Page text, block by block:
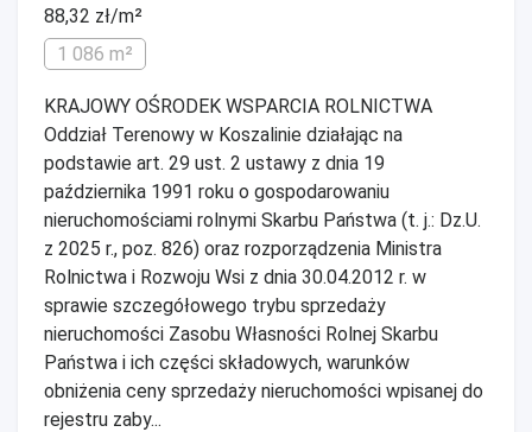
88,32 zł/m²
1 086 m²
KRAJOWY OŚRODEK WSPARCIA ROLNICTWA
Oddział Terenowy w Koszalinie działając na
podstawie art. 29 ust. 2 ustawy z dnia 19
października 1991 roku o gospodarowaniu
nieruchomościami rolnymi Skarbu Państwa (t. j.: Dz.U.
z 2025 r., poz. 826) oraz rozporządzenia Ministra
Rolnictwa i Rozwoju Wsi z dnia 30.04.2012 r. w
sprawie szczegółowego trybu sprzedaży
nieruchomości Zasobu Własności Rolnej Skarbu
Państwa i ich części składowych, warunków
obniżenia ceny sprzedaży nieruchomości wpisanej do
rejestru zaby...